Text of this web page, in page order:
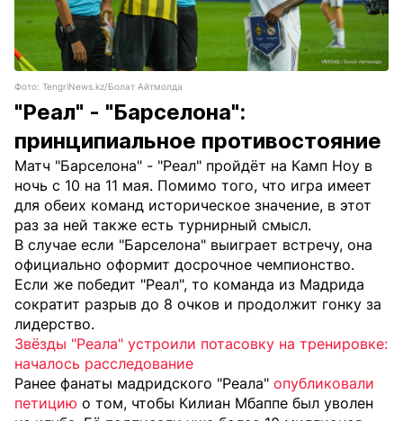
Фото: TengriNews.kz/Болат Айтмолда
"Реал" - "Барселона":
принципиальное противостояние
Матч "Барселона" - "Реал" пройдёт на Камп Ноу в
ночь с 10 на 11 мая. Помимо того, что игра имеет
для обеих команд историческое значение, в этот
раз за ней также есть турнирный смысл.
В случае если "Барселона" выиграет встречу, она
официально оформит досрочное чемпионство.
Если же победит "Реал", то команда из Мадрида
сократит разрыв до 8 очков и продолжит гонку за
лидерство.
Звёзды "Реала" устроили потасовку на тренировке:
началось расследование
Ранее фанаты мадридского "Реала" опубликовали
петицию о том, чтобы Килиан Мбаппе был уволен